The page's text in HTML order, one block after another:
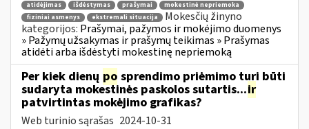
atidėjimas išdėstymas prašymai
mokestinė nepriemoka
fiziniai asmenys
ekstremali situacija
Mokesčių žinyno
kategorijos: Prašymai, pažymos ir mokėjimo duomenys
» Pažymų užsakymas ir prašymų teikimas » Prašymas
atidėti arba išdėstyti mokestinę nepriemoką
Per kiek dienų po sprendimo priėmimo turi būti
sudaryta mokestinės paskolos sutartis...ir
patvirtintas mokėjimo grafikas?
Web turinio sąrašas 2024-10-31